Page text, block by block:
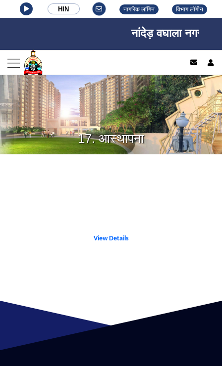
HIN नागरिक लॉगिन विभाग लॉगीन
नांदेड़ वघाला नगर
17. आस्थापना
View Details